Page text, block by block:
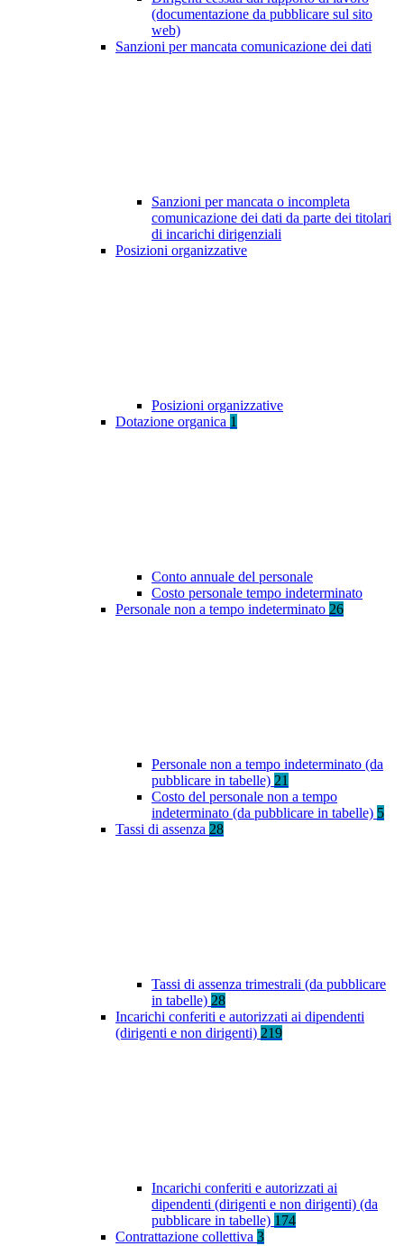
(documentazione da pubblicare sul sito
web)
Sanzioni per mancata comunicazione dei dati
Sanzioni per mancata o incompleta
comunicazione dei dati da parte dei titolari
di incarichi dirigenziali
Posizioni organizzative
Posizioni organizzative
Dotazione organica 1
Conto annuale del personale
Costo personale tempo indeterminato
Personale non a tempo indeterminato 26
Personale non a tempo indeterminato (da
pubblicare in tabelle) 21
Costo del personale non a tempo
indeterminato (da pubblicare in tabelle) 5
Tassi di assenza 28
Tassi di assenza trimestrali (da pubblicare
in tabelle) 28
Incarichi conferiti e autorizzati ai dipendenti
(dirigenti e non dirigenti) 219
Incarichi conferiti e autorizzati ai
dipendenti (dirigenti e non dirigenti) (da
pubblicare in tabelle) 174
Contrattazione collettiva 3